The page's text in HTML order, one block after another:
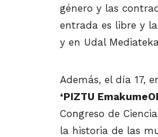
género y las
entrada es libre y
y en Udal
Además, el día 17,
‘PIZTU
Congreso de
la historia de las